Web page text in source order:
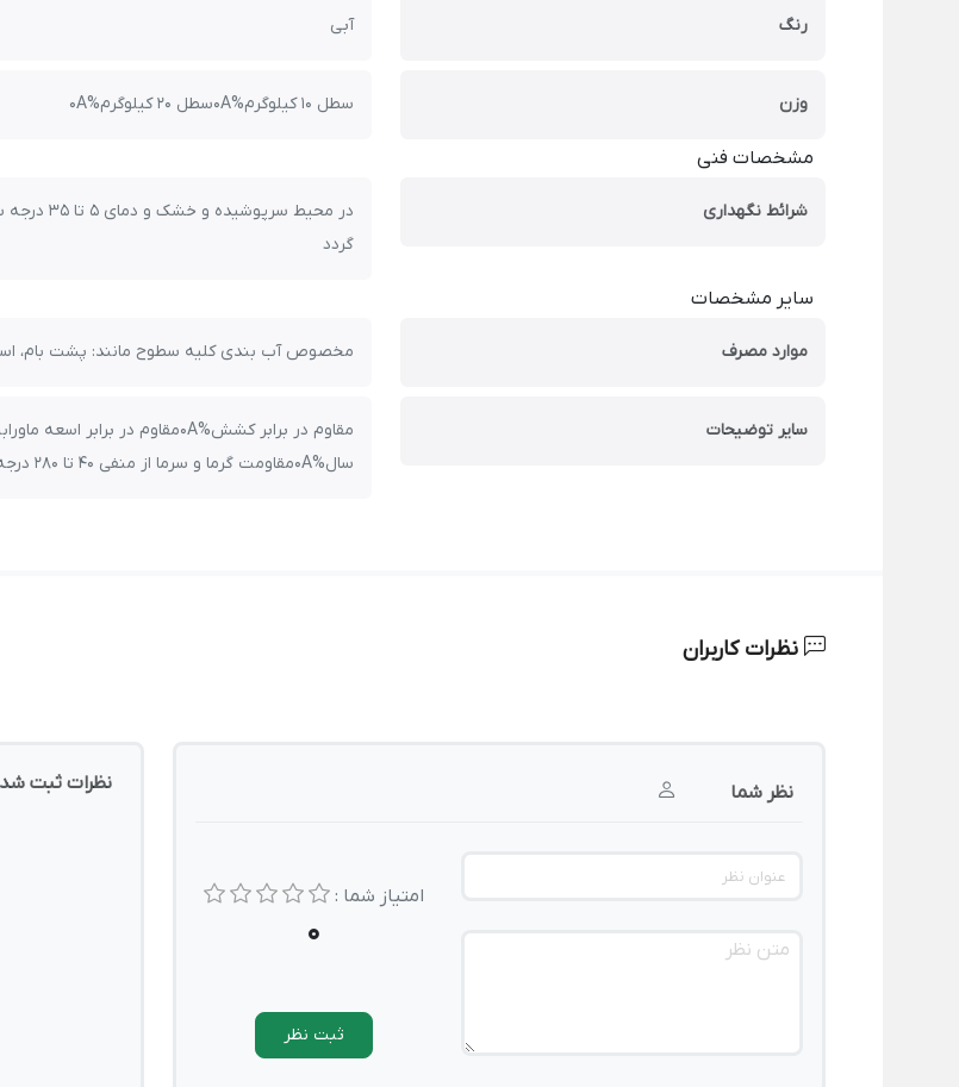
رنگ آبی
وزن سطل 10 کیلوگرم%0Aسطل 20 کیلوگرم%0A
مشخصات فنی
شرائط نگهداری
در محیط
گردد
سایر مشخصات
موارد مصرف مخصوص آب بندی کلیه سطوح مانند: پشت بام،
سایر توضیحات
سال%0Aمقاومت گرما و سرما از منفی 40 تا 280 درجه سانتیگراد
نظرات کاربران
نظر شما
امتیاز شما :
0
ثبت نظر
نظرات ثبت